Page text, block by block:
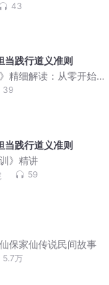
43
践行道义准则
》精细解读：从零开始
39
践行道义准则
》精讲
59
保家仙传说民间故事
5.7万